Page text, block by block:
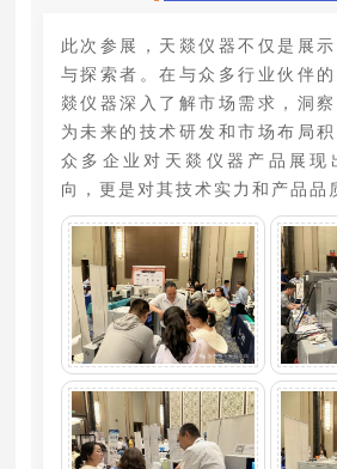
此次参展，天燚仪器不仅是展
与探索者。在与众多行业伙伴
燚仪器深入了解市场需求，洞察
为未来的技术研发和市场布局积
众多企业对天燚仪器产品展现
向，更是对其技术实力和产品品